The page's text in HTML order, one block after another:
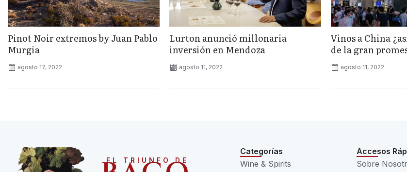
Pinot Noir extremos by Juan Pablo
Murgia
agosto 17, 2022
Lurton anunció millonaria
inversión en Mendoza
agosto 11, 2022
Vinos a China
de la gran
agosto 11, 2022
EL TRIUNFO DE
Categorías
Wine & Spirits
Accesos
Sobre